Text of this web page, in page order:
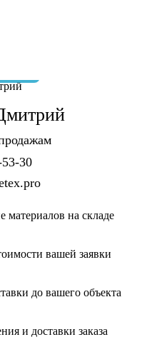
30
материалов на складе
вашей заявки
до вашего объекта
и доставки заказа